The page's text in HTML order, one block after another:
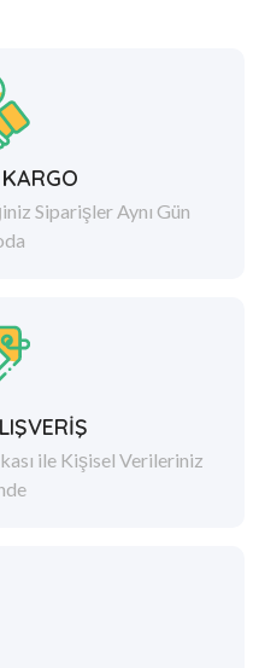
Siparişler Aynı Gün
ile Kişisel Verileriniz